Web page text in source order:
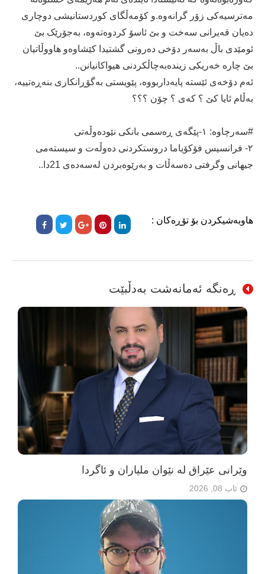
مەترسیەکی زۆر گرانەوە.و کۆمەڵگای کوردستانیشی دوچاری
دەیان قەیرانی سەخت و بێ ئاسۆ کردوەتەوە، بەجۆرێک بێ
ئومێدی باڵ بەسەر دۆخی دەرونی گشتیدا کێشاوەو هاووڵاتیان
بێ چارە خەریکی زیندەبەچاڵکردنی هیواکانیانن..
ئەم دۆخەی ئێستە پایەداربووە، پێویستی بەگۆڕانکاری بنەڕەتییە،
بەڵام ئایا کێ ؟ کەی ؟ چۆن ؟؟؟
#سەرچاوە: ١-پێگەی ڕەسمی بانکی نێودەوڵەتی
٢- فرانسیس فۆکۆیاما دروستکردنی دەوڵەت و سیستەمی
جیهانی وگرفتی دەسەڵات و بەرێوەبردن لەسەدەی 21دا..
هاوبەشیکردن بۆ تۆڕەکان :
ڕەنگە ئەمانەشت بەدڵبێت
وێرانی عێراق لە نێوان ملیاران و ئاگردا
ئاب 08, 2026